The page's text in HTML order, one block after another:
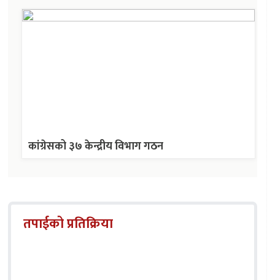
कांग्रेसको ३७ केन्द्रीय विभाग गठन
तपाईको प्रतिक्रिया